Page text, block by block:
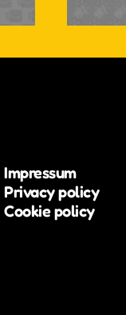
Impressum
Privacy policy
Cookie policy